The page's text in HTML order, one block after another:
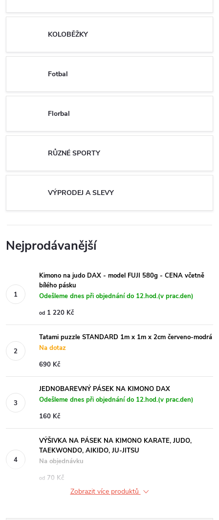
KOLOBĚŽKY
Fotbal
Florbal
RŮZNÉ SPORTY
VÝPRODEJ A SLEVY
Nejprodávanější
Kimono na judo DAX - model FUJI 580g - CENA včetně
bílého pásku
Odešleme dnes při objednání do 12.hod.(v prac.den)
od 1 220 Kč
Tatami puzzle STANDARD 1m x 1m x 2cm červeno-modrá
Na dotaz
690 Kč
JEDNOBAREVNÝ PÁSEK NA KIMONO DAX
Odešleme dnes při objednání do 12.hod.(v prac.den)
160 Kč
VÝŠIVKA NA PÁSEK NA KIMONO KARATE, JUDO,
TAEKWONDO, AIKIDO, JU-JITSU
Na objednávku
od 70 Kč
Zobrazit více produktů